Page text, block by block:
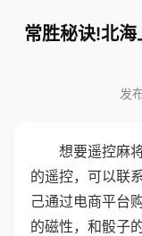
常胜秘诀!北
发
想要遥控麻
的遥控，可以联
己通过电商平台
的磁性，和骰子